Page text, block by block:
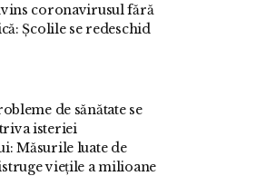
coronavirusul fără
Școlile se redeschid
de sănătate se
isteriei
Măsurile luate de
viețile a milioane